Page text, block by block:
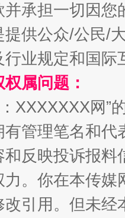
承担一切因
提供公众/公民/
业规定和国
属问题：
XXXXXXX网”
管理笔名和
反映投诉报
力。你在本传
引用。但未